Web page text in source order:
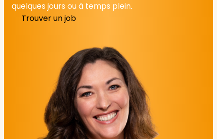
quelques jours ou à temps plein.
Trouver un job